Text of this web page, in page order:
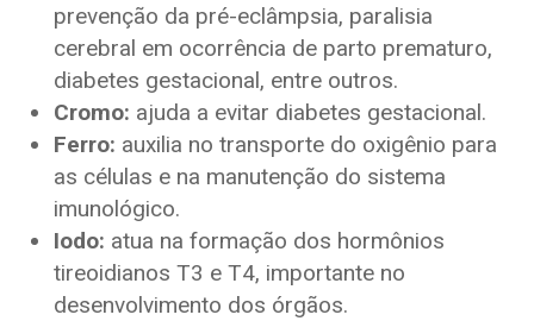
prevenção da pré-eclâmpsia, paralisia
cerebral em ocorrência de parto prematuro,
diabetes gestacional, entre outros.
Cromo: ajuda a evitar diabetes gestacional.
Ferro: auxilia no transporte do oxigênio para
as células e na manutenção do sistema
imunológico.
Iodo: atua na formação dos hormônios
tireoidianos T3 e T4, importante no
desenvolvimento dos órgãos.